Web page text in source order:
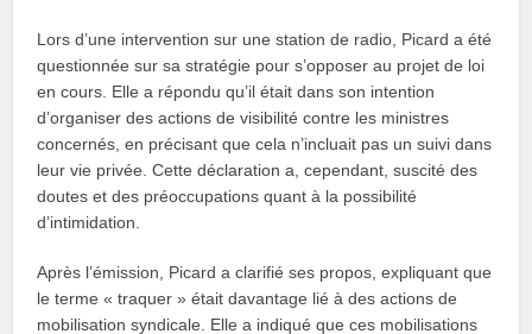
Lors d’une intervention sur une station de radio, Picard a été
questionnée sur sa stratégie pour s’opposer au projet de loi
en cours. Elle a répondu qu’il était dans son intention
d’organiser des actions de visibilité contre les ministres
concernés, en précisant que cela n’incluait pas un suivi dans
leur vie privée. Cette déclaration a, cependant, suscité des
doutes et des préoccupations quant à la possibilité
d’intimidation.
Après l’émission, Picard a clarifié ses propos, expliquant que
le terme « traquer » était davantage lié à des actions de
mobilisation syndicale. Elle a indiqué que ces mobilisations